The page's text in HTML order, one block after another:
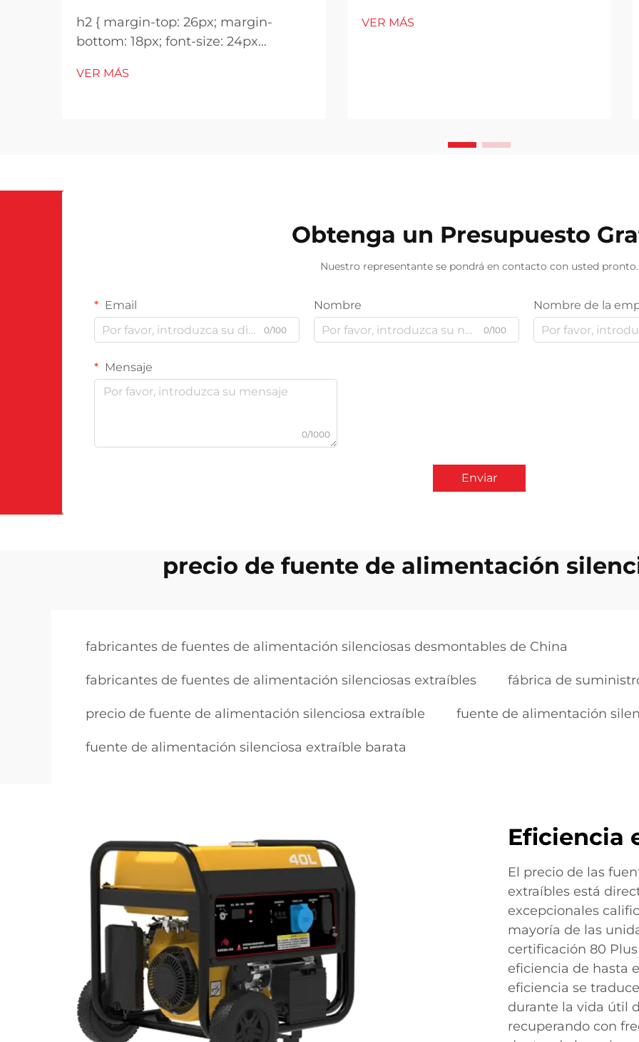
h2 { margin-top: 26px; margin-
bottom: 18px; font-size: 24px
height: normal; } h3 { margin-top:
VER MÁS
height: normal; } h3 { margin-top:
VER MÁS
Obtenga un Presupuesto
Nuestro representante se pondrá en contacto con usted pronto.
Email
0/100
Nombre
0/100
Nombre de la
Mensaje
0/1000
Enviar
precio de fuente de alimentación
fabricantes de fuentes de alimentación silenciosas desmontables de China
fabricantes de fuentes de alimentación silenciosas extraíbles fábrica de
precio de fuente de alimentación silenciosa extraíble fuente de alimentación
fuente de alimentación silenciosa extraíble barata
Eficiencia
El precio de las
extraíbles está
excepcionales
mayoría de las
certificación 80
eficiencia de hasta
eficiencia se
durante la vida útil
recuperando con